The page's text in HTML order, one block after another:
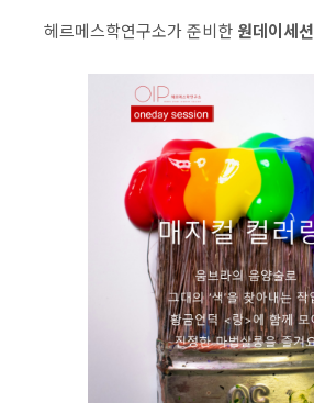
헤르메스학연구소가 준비한 원데이세션